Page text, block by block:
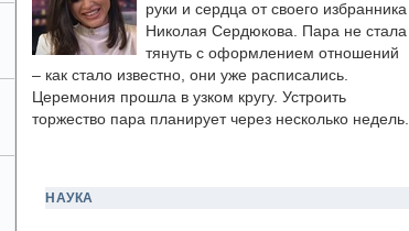
руки и сердца от своего избранника
Николая Сердюкова. Пара не стала
тянуть с оформлением отношений
– как стало известно, они уже расписались.
Церемония прошла в узком кругу. Устроить
торжество пара планирует через несколько недель.
НАУКА